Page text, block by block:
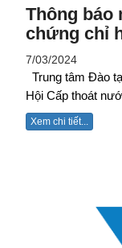
Thông báo
chứng chỉ
7/03/2024
Trung tâm Đào
Hội Cấp thoát
Xem chi tiết...